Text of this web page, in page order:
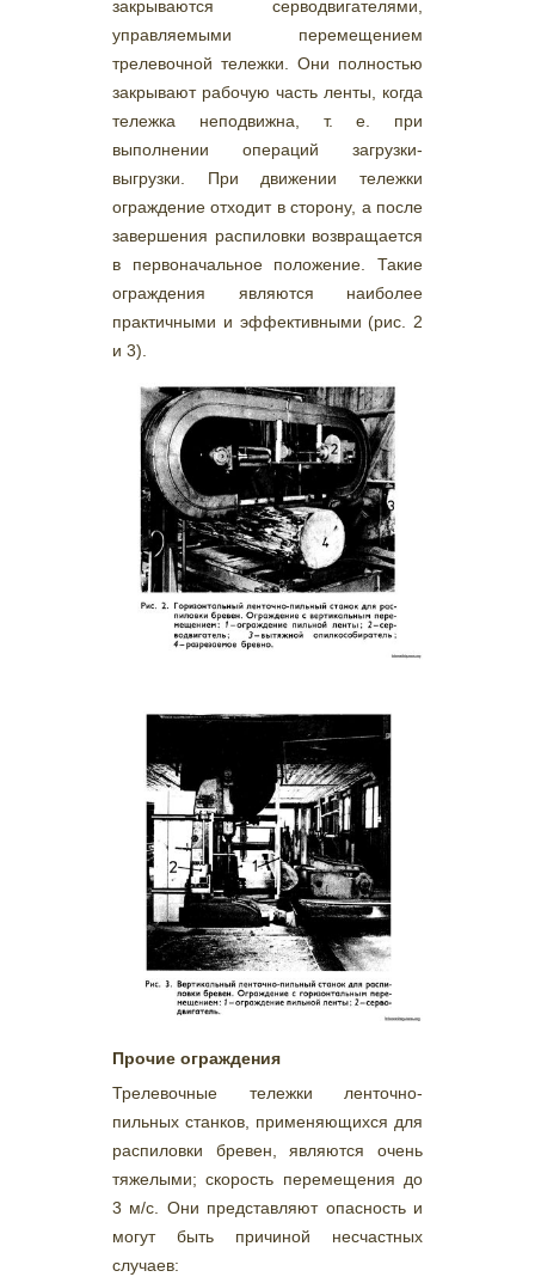
закрываются серводвигателями,
управляемыми перемещением
трелевочной тележки. Они полностью
закрывают рабочую часть ленты, когда
тележка неподвижна, т. е. при
выполнении операций загрузки-
выгрузки. При движении тележки
ограждение отходит в сторону, а после
завершения распиловки возвращается
в первоначальное положение. Такие
ограждения являются наиболее
практичными и эффективными (рис. 2
и 3).
Прочие ограждения
Трелевочные тележки ленточно-
пильных станков, применяющихся для
распиловки бревен, являются очень
тяжелыми; скорость перемещения до
3 м/с. Они представляют опасность и
могут быть причиной несчастных
случаев: